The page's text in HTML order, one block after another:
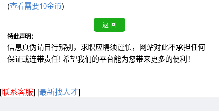
(查看需要10金币)
特此声明：
信息真伪请自行辨别，求职应聘须谨慎，网站对此不承担任何
保证或连带责任! 希望我们的平台能为您带来更多的便利！
[联系客服] [最新找人才]